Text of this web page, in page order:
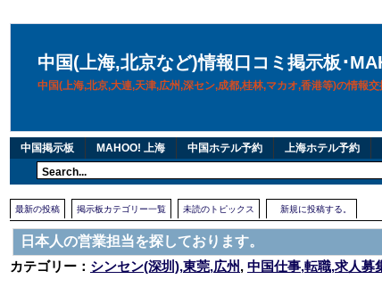
中国(上海,北京など)情報口コミ掲示板･
中国(上海,北京,大連,天津,広州,深セン,成都,桂林,マカオ,香港等)の情報
中国掲示板 MAHOO! 上海 中国ホテル予約 上海ホテル予約
最新の投稿 掲示板カテゴリー一覧 未読のトピックス 新規に投稿する。
日本人の営業担当を探しております。
カテゴリー： シンセン(深圳),東莞,広州, 中国仕事,転職,求人募